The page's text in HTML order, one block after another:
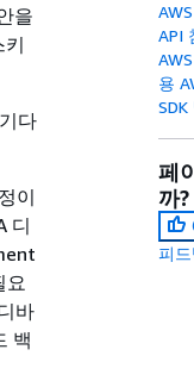
을
다
이
디
요
바
백
API
용
페
까?
피